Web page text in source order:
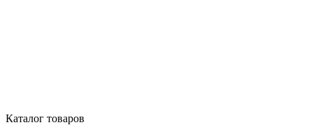
Каталог товаров